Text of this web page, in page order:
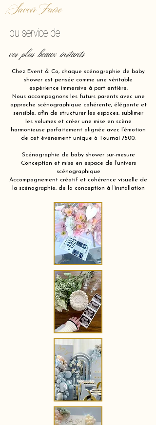
Savoir Faire
au service de
vos plus beaux instants
Chez Event & Co, chaque scénographie de baby
shower est pensée comme une véritable
expérience immersive à part entière.
Nous accompagnons les futurs parents avec une
approche scénographique cohérente, élégante et
sensible, afin de structurer les espaces, sublimer
les volumes et créer une mise en scène
harmonieuse parfaitement alignée avec l’émotion
de cet événement unique à Tournai 7500.
Scénographie de baby shower sur-mesure
Conception et mise en espace de l’univers
scénographique
Accompagnement créatif et cohérence visuelle de
la scénographie, de la conception à l’installation